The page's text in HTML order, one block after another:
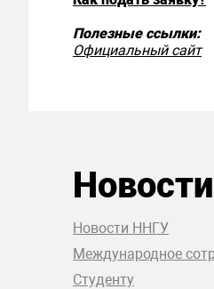
Полезные ссылки:
Официальный сайт
Новости
Новости ННГУ
Международное
Студенту